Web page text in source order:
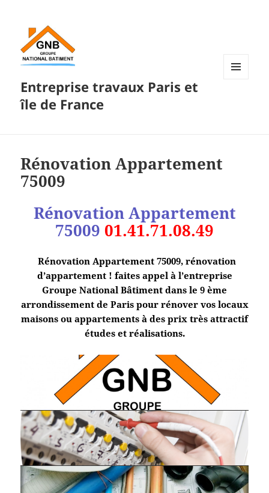
Entreprise travaux Paris et
île de France
Rénovation Appartement
75009
Rénovation Appartement
75009 01.41.71.08.49
Rénovation Appartement 75009, rénovation
d’appartement ! faites appel à l’entreprise
Groupe National Bâtiment dans le 9 ème
arrondissement de Paris pour rénover vos locaux
maisons ou appartements à des prix très attractif
études et réalisations.